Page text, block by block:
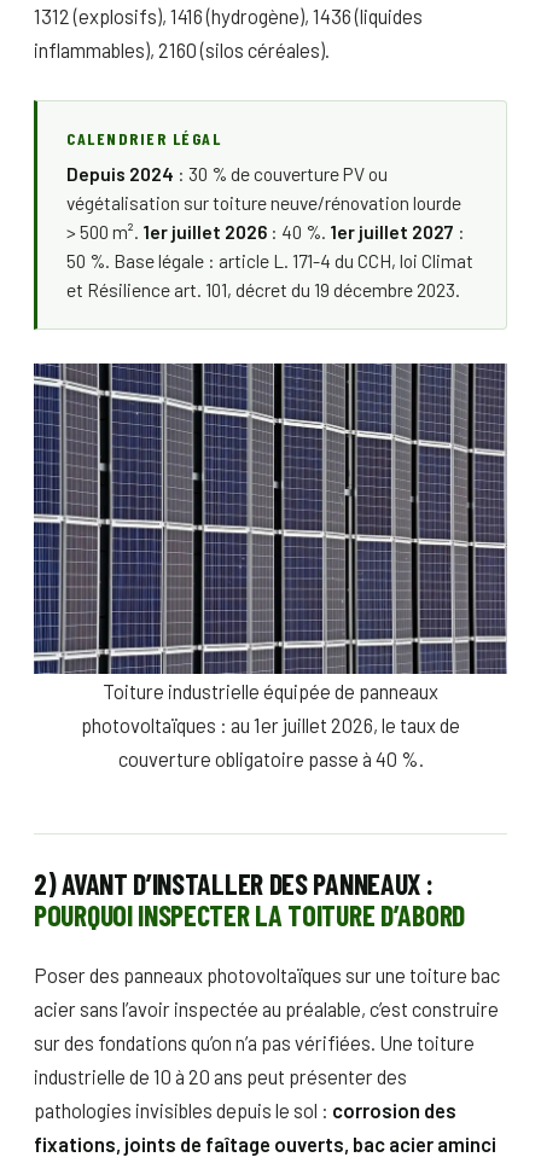
1312 (explosifs), 1416 (hydrogène), 1436 (liquides
inflammables), 2160 (silos céréales).
CALENDRIER LÉGAL
Depuis 2024 : 30 % de couverture PV ou
végétalisation sur toiture neuve/rénovation lourde
> 500 m². 1er juillet 2026 : 40 %. 1er juillet 2027 :
50 %. Base légale : article L. 171-4 du CCH, loi Climat
et Résilience art. 101, décret du 19 décembre 2023.
Toiture industrielle équipée de panneaux
photovoltaïques : au 1er juillet 2026, le taux de
couverture obligatoire passe à 40 %.
2) AVANT D’INSTALLER DES PANNEAUX :
POURQUOI INSPECTER LA TOITURE D’ABORD
Poser des panneaux photovoltaïques sur une toiture bac
acier sans l’avoir inspectée au préalable, c’est construire
sur des fondations qu’on n’a pas vérifiées. Une toiture
industrielle de 10 à 20 ans peut présenter des
pathologies invisibles depuis le sol : corrosion des
fixations, joints de faîtage ouverts, bac acier aminci